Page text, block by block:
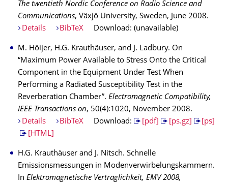
The twentieth Nordic Conference on Radio Science and
Communications, Växjö University, Sweden, June 2008.
Details
BibTeX Download: (unavailable)
M. Höijer, H.G. Krauthäuser, and J. Ladbury. On
“Maximum Power Available to Stress Onto the Critical
Component in the Equipment Under Test When
Performing a Radiated Susceptibility Test in the
Reverberation Chamber”. Electromagnetic Compatibility,
IEEE Transactions on, 50(4):1020, November 2008.
Details
BibTeX Download: [pdf] [ps.gz]
[ps]
[HTML]
H.G. Krauthäuser and J. Nitsch. Schnelle
Emissionsmessungen in Modenverwirbelungskammern.
In Elektromagnetische Verträglichkeit, EMV 2008,